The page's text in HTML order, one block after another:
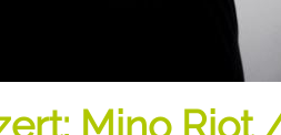
Mino Riot